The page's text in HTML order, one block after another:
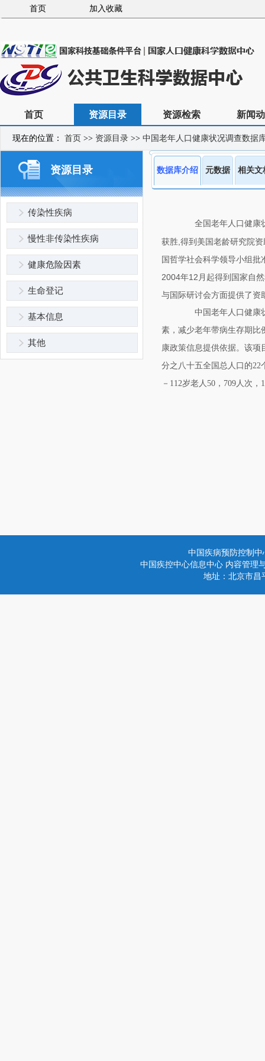
首页 加入收藏
首页 资源目录 资源检索 新闻
现在的位置： 首页 >> 资源目录 >> 中国老年人口健康状况调查数据
资源目录
传染性疾病
慢性非传染性疾病
健康危险因素
生命登记
基本信息
其他
数据库介绍 元数据 相关文
全国老年人口健康
获胜,得到美国老龄研究院
国哲学社会科学领导小组
2004年12月起得到国家自
与国际研讨会方面提供了资
中国老年人口健康状
素，减少老年带病生存期比
康政策信息提供依据。该项
分之八十五全国总人口的22
－112岁老人50，709人次
中国疾病预防控制
中国疾控中心信息中心 内容管理
地址：北京市昌